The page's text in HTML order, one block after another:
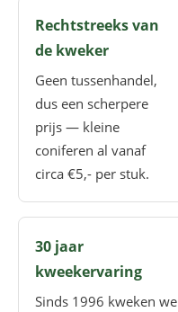
Rechtstreeks van
de kweker
Geen tussenhandel,
dus een scherpere
prijs — kleine
coniferen al vanaf
circa €5,- per stuk.
30 jaar
kweekervaring
Sinds 1996 kweken we